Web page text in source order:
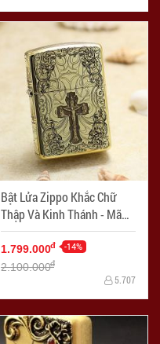
Bật Lửa Zippo Khắc Chữ
Thập Và Kinh Thánh - Mã
SP: ZPC2590
1.799.000đ -14%
2.100.000đ
5.707